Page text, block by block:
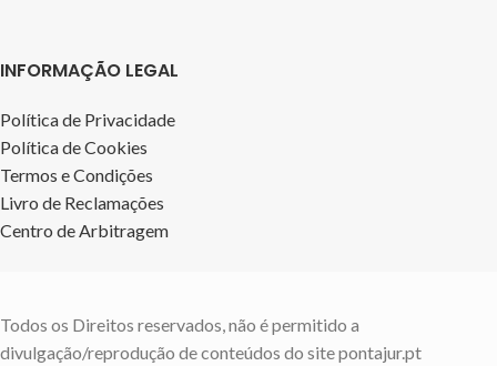
INFORMAÇÃO LEGAL
Política de Privacidade
Política de Cookies
Termos e Condições
Livro de Reclamações
Centro de Arbitragem
Todos os Direitos reservados, não é permitido a
divulgação/reprodução de conteúdos do site pontajur.pt